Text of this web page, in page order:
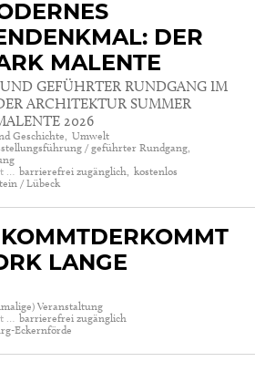
DER
MALENTE
GEFÜHRTER RUNDGANG IM
ARCHITEKTUR SUMMER
2026
Geschichte, Umwelt
/ geführter Rundgang,
… barrierefrei zugänglich, kostenlos
/ Lübeck
LANGE
Veranstaltung
… barrierefrei zugänglich
Eckernförde